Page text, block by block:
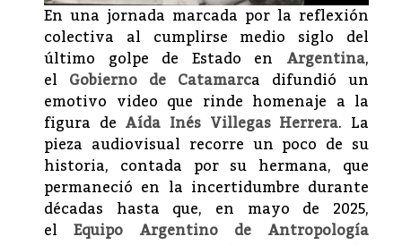
En una jornada marcada por la reflexión
colectiva al cumplirse medio siglo del
último golpe de Estado en Argentina,
el Gobierno de Catamarca difundió un
emotivo video que rinde homenaje a la
figura de Aída Inés Villegas Herrera. La
pieza audiovisual recorre un poco de su
historia, contada por su hermana, que
permaneció en la incertidumbre durante
décadas hasta que, en mayo de 2025,
el Equipo Argentino de Antropología